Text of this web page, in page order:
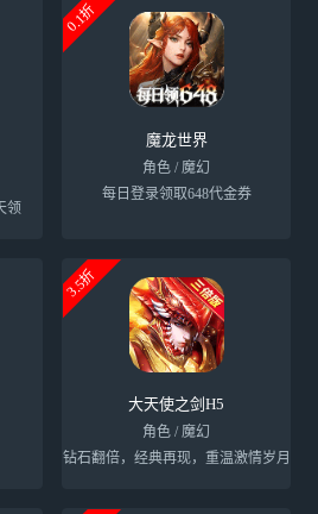
领
0.1折
魔龙世界
角色 / 魔幻
每日登录领取648代金券
3.5折
大天使之剑H5
角色 / 魔幻
钻石翻倍，经典再现，重温激情岁月